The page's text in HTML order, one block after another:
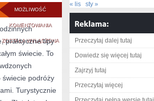
MOŻLIWOŚĆ
KOMENTOWANIAWOJEWÓDZTWO
OPOLSKIE
I
BUŁGARIA
ZOSTAŁA WYŁĄCZONA
praktyczne tipy
świecie. To
świecie podróży
Turystycznie
« lis sty »
Przeczytaj dalej tutaj
Dowiedz się więcej tutaj
Zajrzyj tutaj
Przeczytaj więcej